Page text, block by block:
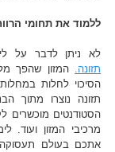
ללמוד את תחומי
לא ניתן לדבר על
תזונה.
המזון שהפך
הסיכוי לחלות
תזונה נוצרו מתוך
הסטודנטים מוכשרים
מרכיבי המזון ועוד.
אתכם בעולם תעסוקה